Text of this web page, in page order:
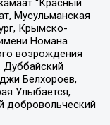
“Красный
Мусульманская
Крымско-
Номана
возрождения
Дуббайский
Белхороев,
Улыбается,
добровольческий